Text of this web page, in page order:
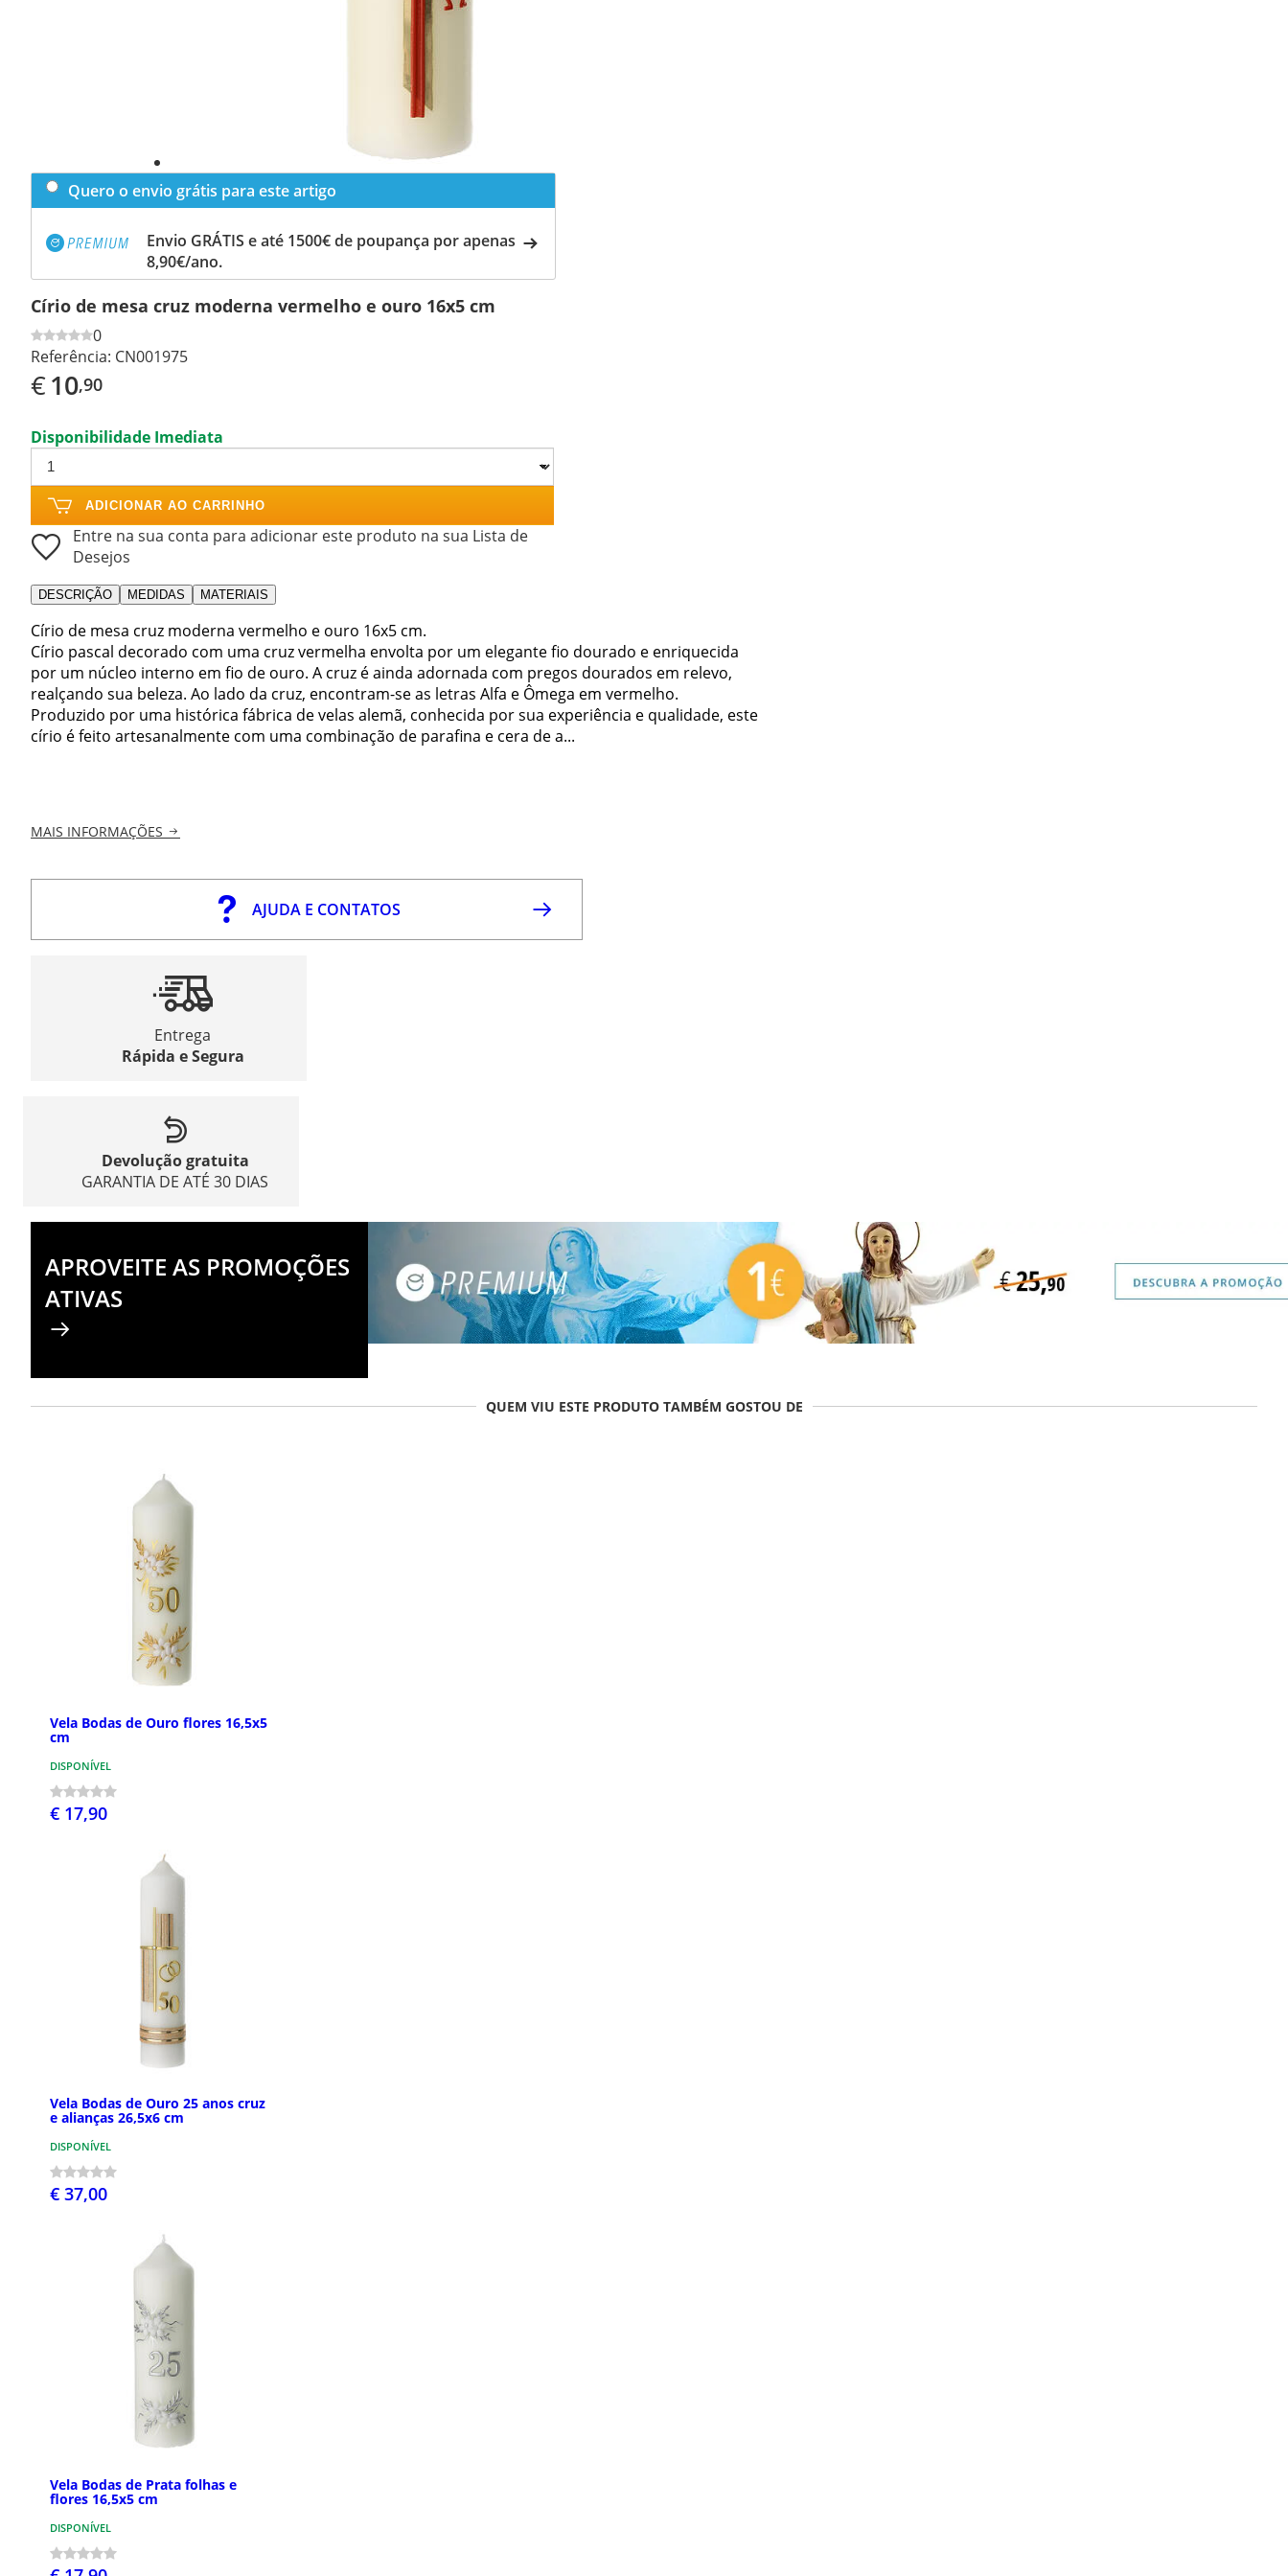
Quero o envio grátis para este artigo
Envio GRÁTIS e até 1500€ de poupança por apenas
8,90€/ano.
Círio de mesa cruz moderna vermelho e ouro 16x5 cm
0
Referência: CN001975
€10,90
Disponibilidade Imediata
ADICIONAR AO CARRINHO
Entre na sua conta para adicionar este produto na sua Lista de
Desejos
DESCRIÇÃO MEDIDAS MATERIAIS
Círio de mesa cruz moderna vermelho e ouro 16x5 cm.
Círio pascal decorado com uma cruz vermelha envolta por um elegante fio dourado e enriquecida
por um núcleo interno em fio de ouro. A cruz é ainda adornada com pregos dourados em relevo,
realçando sua beleza. Ao lado da cruz, encontram-se as letras Alfa e Ômega em vermelho.
Produzido por uma histórica fábrica de velas alemã, conhecida por sua experiência e qualidade, este
círio é feito artesanalmente com uma combinação de parafina e cera de a...
MAIS INFORMAÇÕES
AJUDA E CONTATOS
Entrega
Rápida e Segura
Devolução gratuita
GARANTIA DE ATÉ 30 DIAS
APROVEITE AS PROMOÇÕES
ATIVAS
QUEM VIU ESTE PRODUTO TAMBÉM GOSTOU DE
Vela Bodas de Ouro flores 16,5x5
cm
DISPONÍVEL
€ 17,90
Vela Bodas de Ouro 25 anos cruz
e alianças 26,5x6 cm
DISPONÍVEL
€ 37,00
Vela Bodas de Prata folhas e
flores 16,5x5 cm
DISPONÍVEL